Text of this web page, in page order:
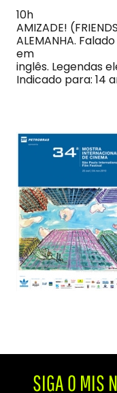
10h
AMIZADE!
ALEMANHA.
em
inglês. Legendas
Indicado para: 14
SIGA O MIS